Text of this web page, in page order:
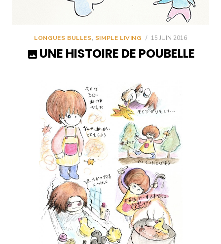
LONGUES BULLES, SIMPLE LIVING / 15 JUIN 2016
UNE HISTOIRE DE POUBELLE